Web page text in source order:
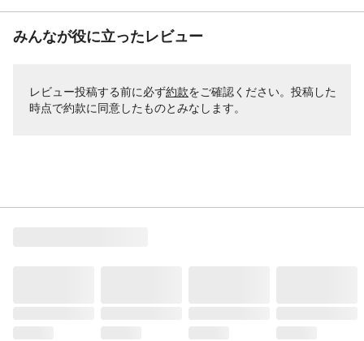
みんなが役に立ったレビュー
レビュー投稿する前に必ず約款をご確認ください。投稿した
時点で約款に同意したものとみなします。